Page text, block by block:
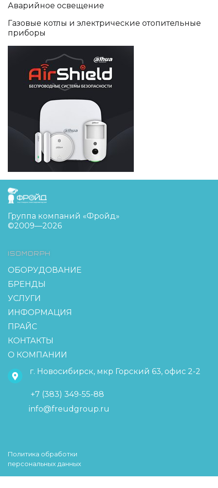
Аварийное освещение
Газовые котлы и электрические отопительные
приборы
FreudGroup
Группа компаний «Фройд»
©2009—2026
ISOMORPH
ОБОРУДОВАНИЕ
БРЕНДЫ
УСЛУГИ
ИНФОРМАЦИЯ
ПРАЙС
КОНТАКТЫ
О КОМПАНИИ
г. Новосибирск, мкр Горский 63, офис 2-2
+7 (383) 349-55-88
info@freudgroup.ru
Политика обработки
персональных данных